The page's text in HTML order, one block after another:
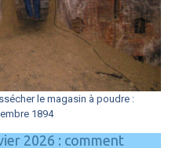
le magasin à poudre :
1894
2026 : comment